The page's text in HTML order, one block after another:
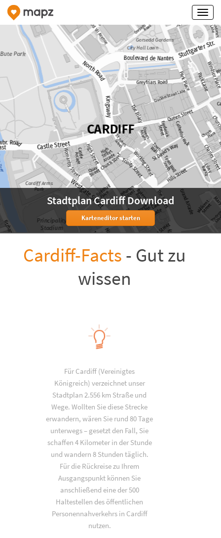
Stadtplan Cardiff Download
Karteneditor starten
Cardiff-Facts - Gut zu
wissen
Für Cardiff (Vereinigtes
Königreich) verzeichnet unser
Stadtplan 2.556 km Straße und
Wege. Wollten Sie diese Strecke
erwandern, wären Sie rund 80 Tage
unterwegs – gesetzt den Fall, Sie
schaffen 4 Kilometer in der Stunde
und wandern 8 Stunden täglich.
Für die Rückreise zu Ihrem
Ausgangspunkt können Sie
anschließend eine der 500
Haltestellen des öffentlichen
Personennahverkehrs in Cardiff
nutzen.